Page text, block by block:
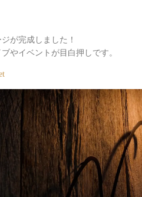
が完成しました！
やイベントが目白押しです。